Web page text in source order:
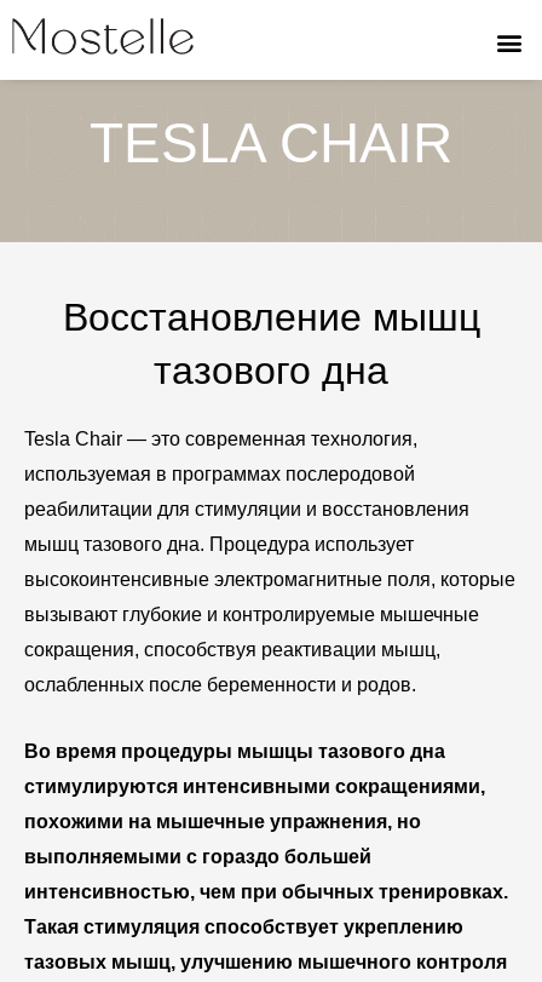
Перейти
содержимому
TESLA CHAIR
Восстановление мышц
тазового дна
Tesla Chair — это современная технология,
используемая в программах послеродовой
реабилитации для стимуляции и восстановления
мышц тазового дна. Процедура использует
высокоинтенсивные электромагнитные поля, которые
вызывают глубокие и контролируемые мышечные
сокращения, способствуя реактивации мышц,
ослабленных после беременности и родов.
Во время процедуры мышцы тазового дна
стимулируются интенсивными сокращениями,
похожими на мышечные упражнения, но
выполняемыми с гораздо большей
интенсивностью, чем при обычных тренировках.
Такая стимуляция способствует укреплению
тазовых мышц, улучшению мышечного контроля